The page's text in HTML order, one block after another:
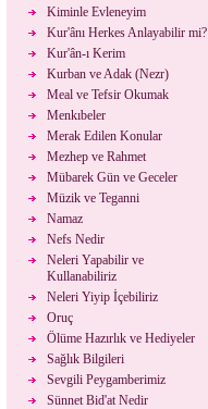
Kiminle Evleneyim
Kur'ânı Herkes Anlayabilir mi?
Kur'ân-ı Kerim
Kurban ve Adak (Nezr)
Meal ve Tefsir Okumak
Menkıbeler
Merak Edilen Konular
Mezhep ve Rahmet
Mübarek Gün ve Geceler
Müzik ve Teganni
Namaz
Nefs Nedir
Neleri Yapabilir ve
Kullanabiliriz
Neleri Yiyip İçebiliriz
Oruç
Ölüme Hazırlık ve Hediyeler
Sağlık Bilgileri
Sevgili Peygamberimiz
Sünnet Bid'at Nedir